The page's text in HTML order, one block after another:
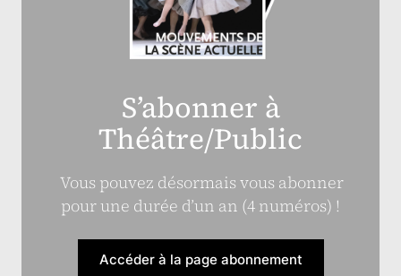
S’abonner à
Théâtre/Public
Vous pouvez désormais vous abonner
pour une durée d’un an (4 numéros) !
Accéder à la page abonnement